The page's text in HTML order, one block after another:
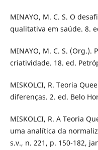
MINAYO, M. C. S. O
qualitativa em saúde. 8.
MINAYO, M. C. S. (Org.).
criatividade. 18. ed.
MISKOLCI, R. Teoria
diferenças. 2. ed. Belo
MISKOLCI, R. A Teoria
uma analítica da
s.v., n. 221, p. 150-182,